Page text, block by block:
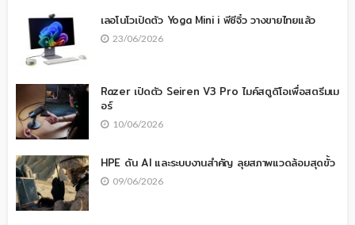
เลอโนโวเปิดตัว Yoga Mini i พีซีจิ๋ว วางขายไทยแล้ว
23/06/2026
Razer เปิดตัว Seiren V3 Pro ไมค์สตูดิโอเพื่อสตรีมเม
อร์
10/06/2026
HPE ดัน AI และระบบงานสำคัญ ลุยสภาพแวดล้อมสุดขั้ว
09/06/2026